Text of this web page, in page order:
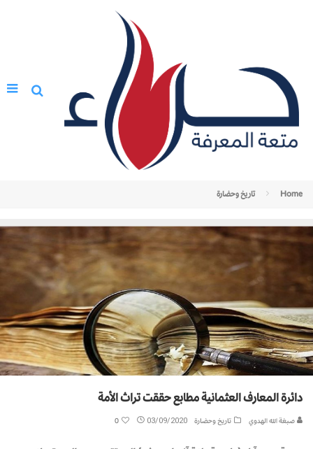
Home تاريخ وحضارة
دائرة المعارف العثمانية مطابع حققت تراث الأمة
صبغة الله الهدوي تاريخ وحضارة 03/09/2020
0